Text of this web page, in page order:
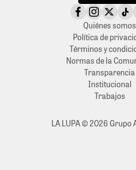
Quiénes somos
Política de
Términos y
Normas de la
Transparencia
Institucional
Trabajos
LA LUPA © 2026 Grupo